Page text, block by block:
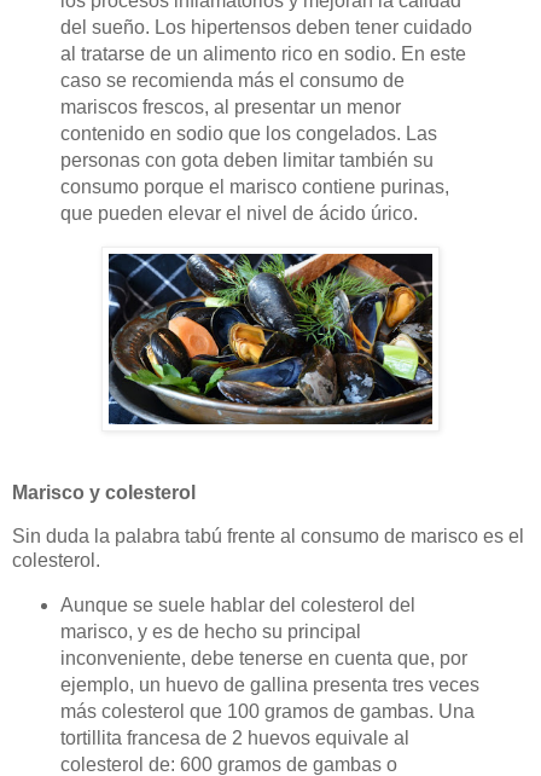
del sueño. Los hipertensos deben tener cuidado
al tratarse de un alimento rico en sodio. En este
caso se recomienda más el consumo de
mariscos frescos, al presentar un menor
contenido en sodio que los congelados. Las
personas con gota deben limitar también su
consumo porque el marisco contiene purinas,
que pueden elevar el nivel de ácido úrico.
Marisco y colesterol
Sin duda la palabra tabú frente al consumo de marisco es el
colesterol.
Aunque se suele hablar del colesterol del
marisco, y es de hecho su principal
inconveniente, debe tenerse en cuenta que, por
ejemplo, un huevo de gallina presenta tres veces
más colesterol que 100 gramos de gambas. Una
tortillita francesa de 2 huevos equivale al
colesterol de: 600 gramos de gambas o